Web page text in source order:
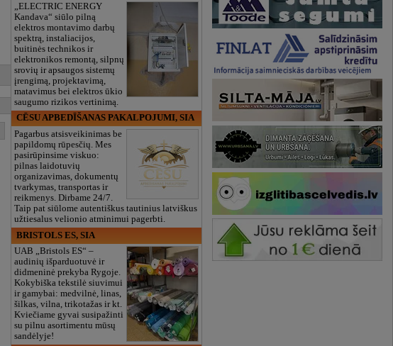
„ELECTRIC ENERGY
Kandava“ siūlo pilną
elektros montavimo darbų
spektrą, instaliacijos,
buitinės technikos ir
elektronikos remontą, silpnų
srovių ir apsaugos sistemų
įrengimą, projektavimą,
matavimus bei elektros ūkio
saugumo rizikos vertinimą.
CĒSU APBEDĪŠANAS PAKALPOJUMI, SIA
Pagarbus atsisveikinimas be
papildomų rūpesčių. Mes
pasirūpinsime viskuo:
pilnas laidotuvių
organizavimas, dokumentų
tvarkymas, transportas ir
reikmenys. Dirbame 24/7.
Taip pat siūlome autentiškus tautinius latviškus
užtiesalus velionio atminimui pagerbti.
BRISTOLS ES, SIA
UAB „Bristols ES“ –
audinių išparduotuvė ir
didmeninė prekyba Rygoje.
Kokybiška tekstilė siuvimui
ir gamybai: medvilnė, linas,
šilkas, vilna, trikotažas ir kt.
Kviečiame gyvai susipažinti
su pilnu asortimentu mūsų
sandėlyje!